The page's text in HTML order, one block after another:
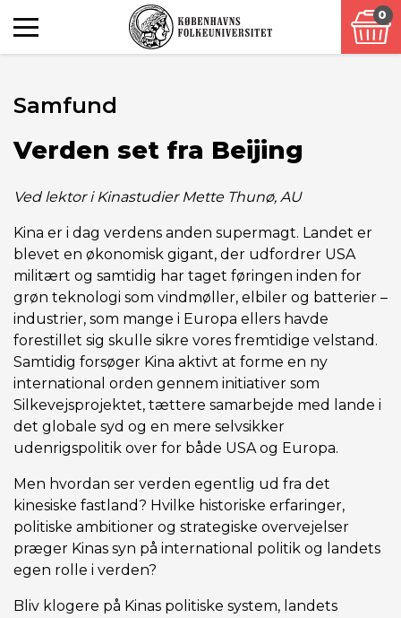
0
Samfund
Verden set fra Beijing
Ved lektor i Kinastudier Mette Thunø, AU
Kina er i dag verdens anden supermagt. Landet er
blevet en økonomisk gigant, der udfordrer USA
militært og samtidig har taget føringen inden for
grøn teknologi som vindmøller, elbiler og batterier –
industrier, som mange i Europa ellers havde
forestillet sig skulle sikre vores fremtidige velstand.
Samtidig forsøger Kina aktivt at forme en ny
international orden gennem initiativer som
Silkevejsprojektet, tættere samarbejde med lande i
det globale syd og en mere selvsikker
udenrigspolitik over for både USA og Europa.
Men hvordan ser verden egentlig ud fra det
kinesiske fastland? Hvilke historiske erfaringer,
politiske ambitioner og strategiske overvejelser
præger Kinas syn på international politik og landets
egen rolle i verden?
Bliv klogere på Kinas politiske system, landets